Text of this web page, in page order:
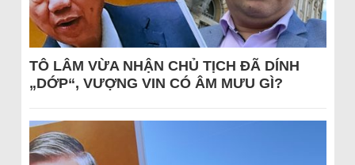
TÔ LÂM VỪA NHẬN CHỦ TỊCH ĐÃ DÍNH
„DỚP“, VƯỢNG VIN CÓ ÂM MƯU GÌ?